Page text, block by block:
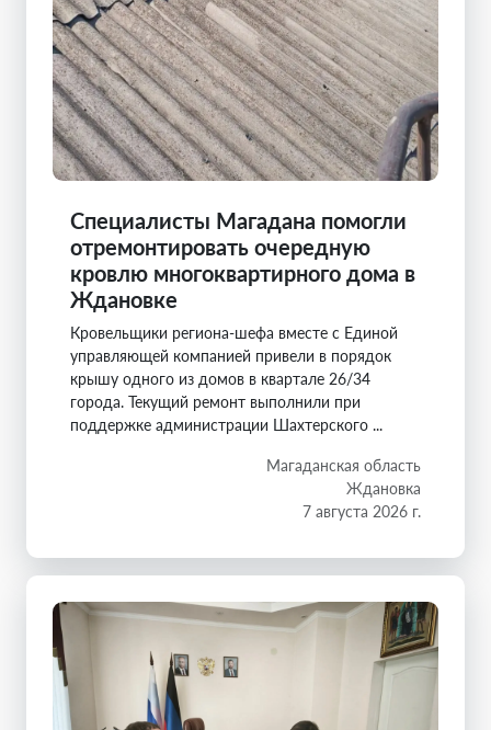
Специалисты Магадана помогли
отремонтировать очередную
кровлю многоквартирного дома в
Ждановке
Кровельщики региона-шефа вместе с Единой
управляющей компанией привели в порядок
крышу одного из домов в квартале 26/34
города. Текущий ремонт выполнили при
поддержке администрации Шахтерского ...
Магаданская область
Ждановка
7 августа 2026 г.